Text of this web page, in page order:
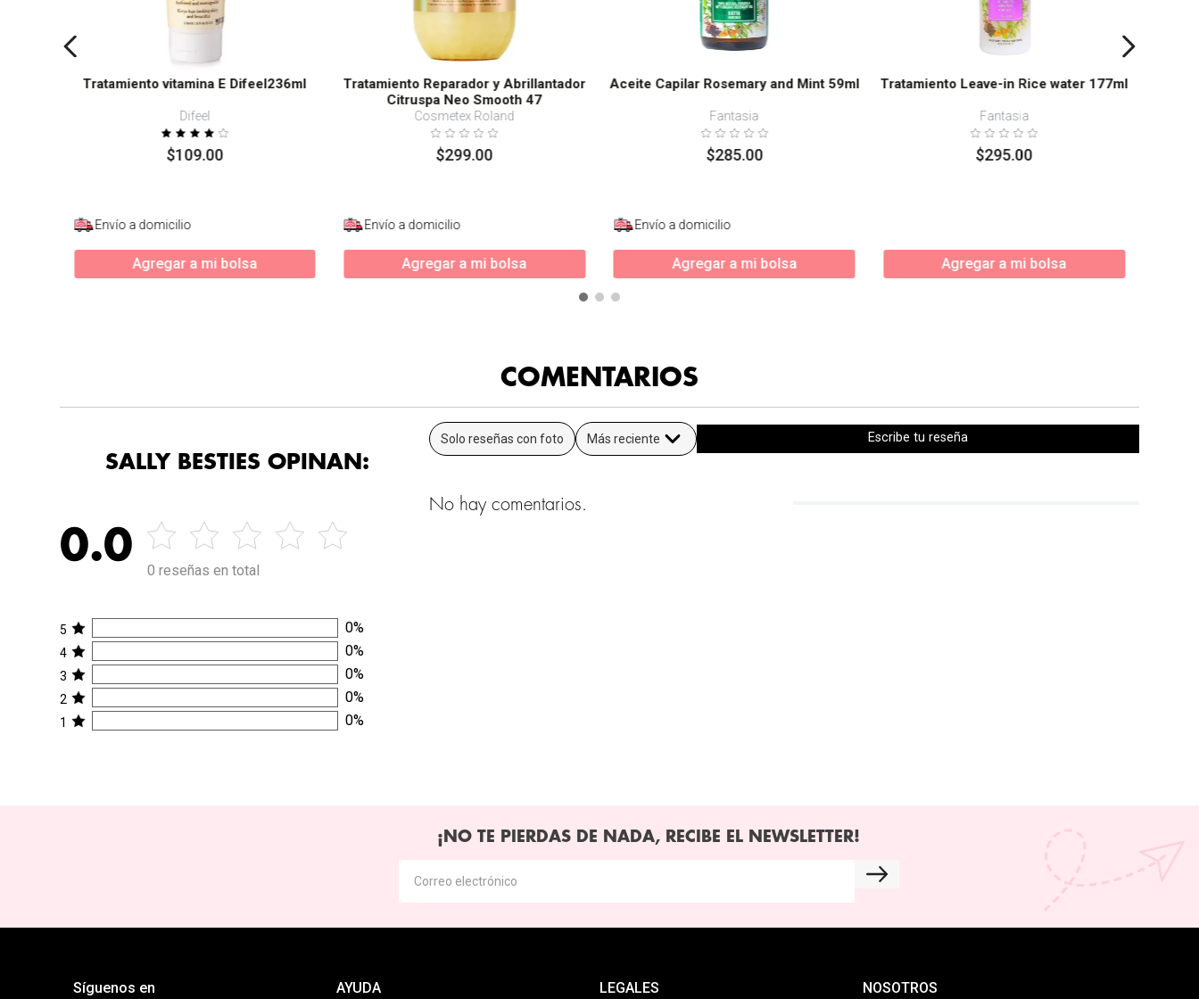
Tratamiento vitamina E Difeel236ml
Difeel
$109.00
Envío a domicilio
Agregar a mi bolsa
Tratamiento Reparador y Abrillantador
Citruspa Neo Smooth 47
Cosmetex Roland
$299.00
Envío a domicilio
Agregar a mi bolsa
Aceite Capilar Rosemary and Mint 59ml
Fantasia
$285.00
Envío a domicilio
Agregar a mi bolsa
Tratamiento Leave-in Rice water 177ml
Fantasia
$295.00
Agregar a mi bolsa
COMENTARIOS
SALLY BESTIES OPINAN:
0.0
0 reseñas en total
5 0%
4 0%
3 0%
2 0%
1 0%
Solo reseñas con foto Más reciente Escribe tu reseña
No hay comentarios.
¡NO TE PIERDAS DE NADA, RECIBE EL NEWSLETTER!
Síguenos en AYUDA LEGALES NOSOTROS